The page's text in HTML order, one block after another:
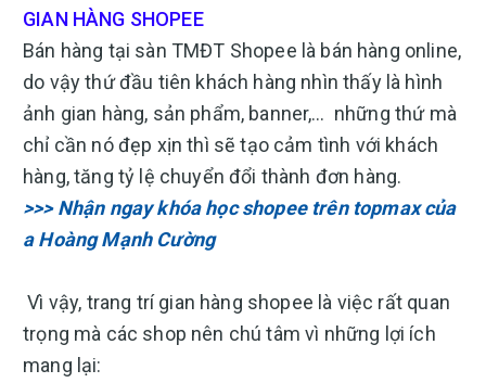
GIAN HÀNG SHOPEE
Bán hàng tại sàn TMĐT Shopee là bán hàng online,
do vậy thứ đầu tiên khách hàng nhìn thấy là hình
ảnh gian hàng, sản phẩm, banner,… những thứ mà
chỉ cần nó đẹp xịn thì sẽ tạo cảm tình với khách
hàng, tăng tỷ lệ chuyển đổi thành đơn hàng.
>>> Nhận ngay khóa học shopee trên topmax của
a Hoàng Mạnh Cường
Vì vậy, trang trí gian hàng shopee là việc rất quan
trọng mà các shop nên chú tâm vì những lợi ích
mang lại: